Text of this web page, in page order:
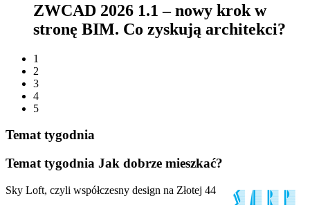
ZWCAD 2026 1.1 – nowy krok w
stronę BIM. Co zyskują architekci?
1
2
3
4
5
Temat tygodnia
Temat tygodnia Jak dobrze mieszkać?
Sky Loft, czyli współczesny design na Złotej 44